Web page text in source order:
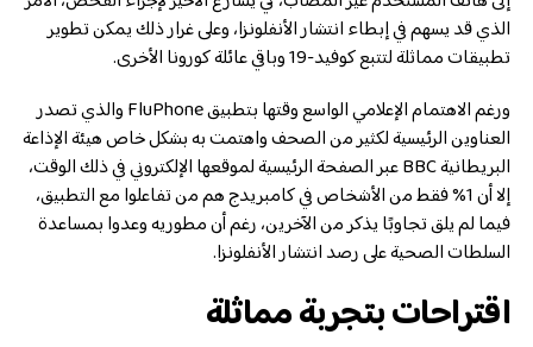
الذي قد يسهم في إبطاء انتشار الأنفلونزا، وعلى غرار ذلك يمكن تطوير
تطبيقات مماثلة لتتبع كوفيد-19 وباقي عائلة كورونا الأخرى.
ورغم الاهتمام الإعلامي الواسع وقتها بتطبيق FluPhone والذي تصدر
العناوين الرئيسية لكثير من الصحف واهتمت به بشكل خاص هيئة الإذاعة
البريطانية BBC عبر الصفحة الرئيسية لموقعها الإلكتروني في ذلك الوقت،
إلا أن 1% فقط من الأشخاص في كامبريدج هم من تفاعلوا مع التطبيق،
فيما لم يلق تجاوبًا يذكر من الآخرين، رغم أن مطوريه وعدوا بمساعدة
السلطات الصحية على رصد انتشار الأنفلونزا.
اقتراحات بتجربة مماثلة